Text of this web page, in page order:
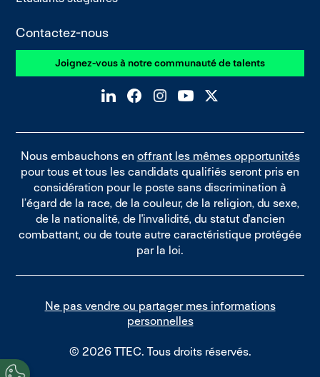
Contactez-nous
Joignez-vous à notre communauté de talents
Nous embauchons en offrant les mêmes opportunités
pour tous et tous les candidats qualifiés seront pris en
considération pour le poste sans discrimination à
l’égard de la race, de la couleur, de la religion, du sexe,
de la nationalité, de l'invalidité, du statut d'ancien
combattant, ou de toute autre caractéristique protégée
par la loi.
Ne pas vendre ou partager mes informations
personnelles
© 2026 TTEC. Tous droits réservés.